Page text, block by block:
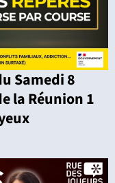
Samedi 8
la Réunion 1